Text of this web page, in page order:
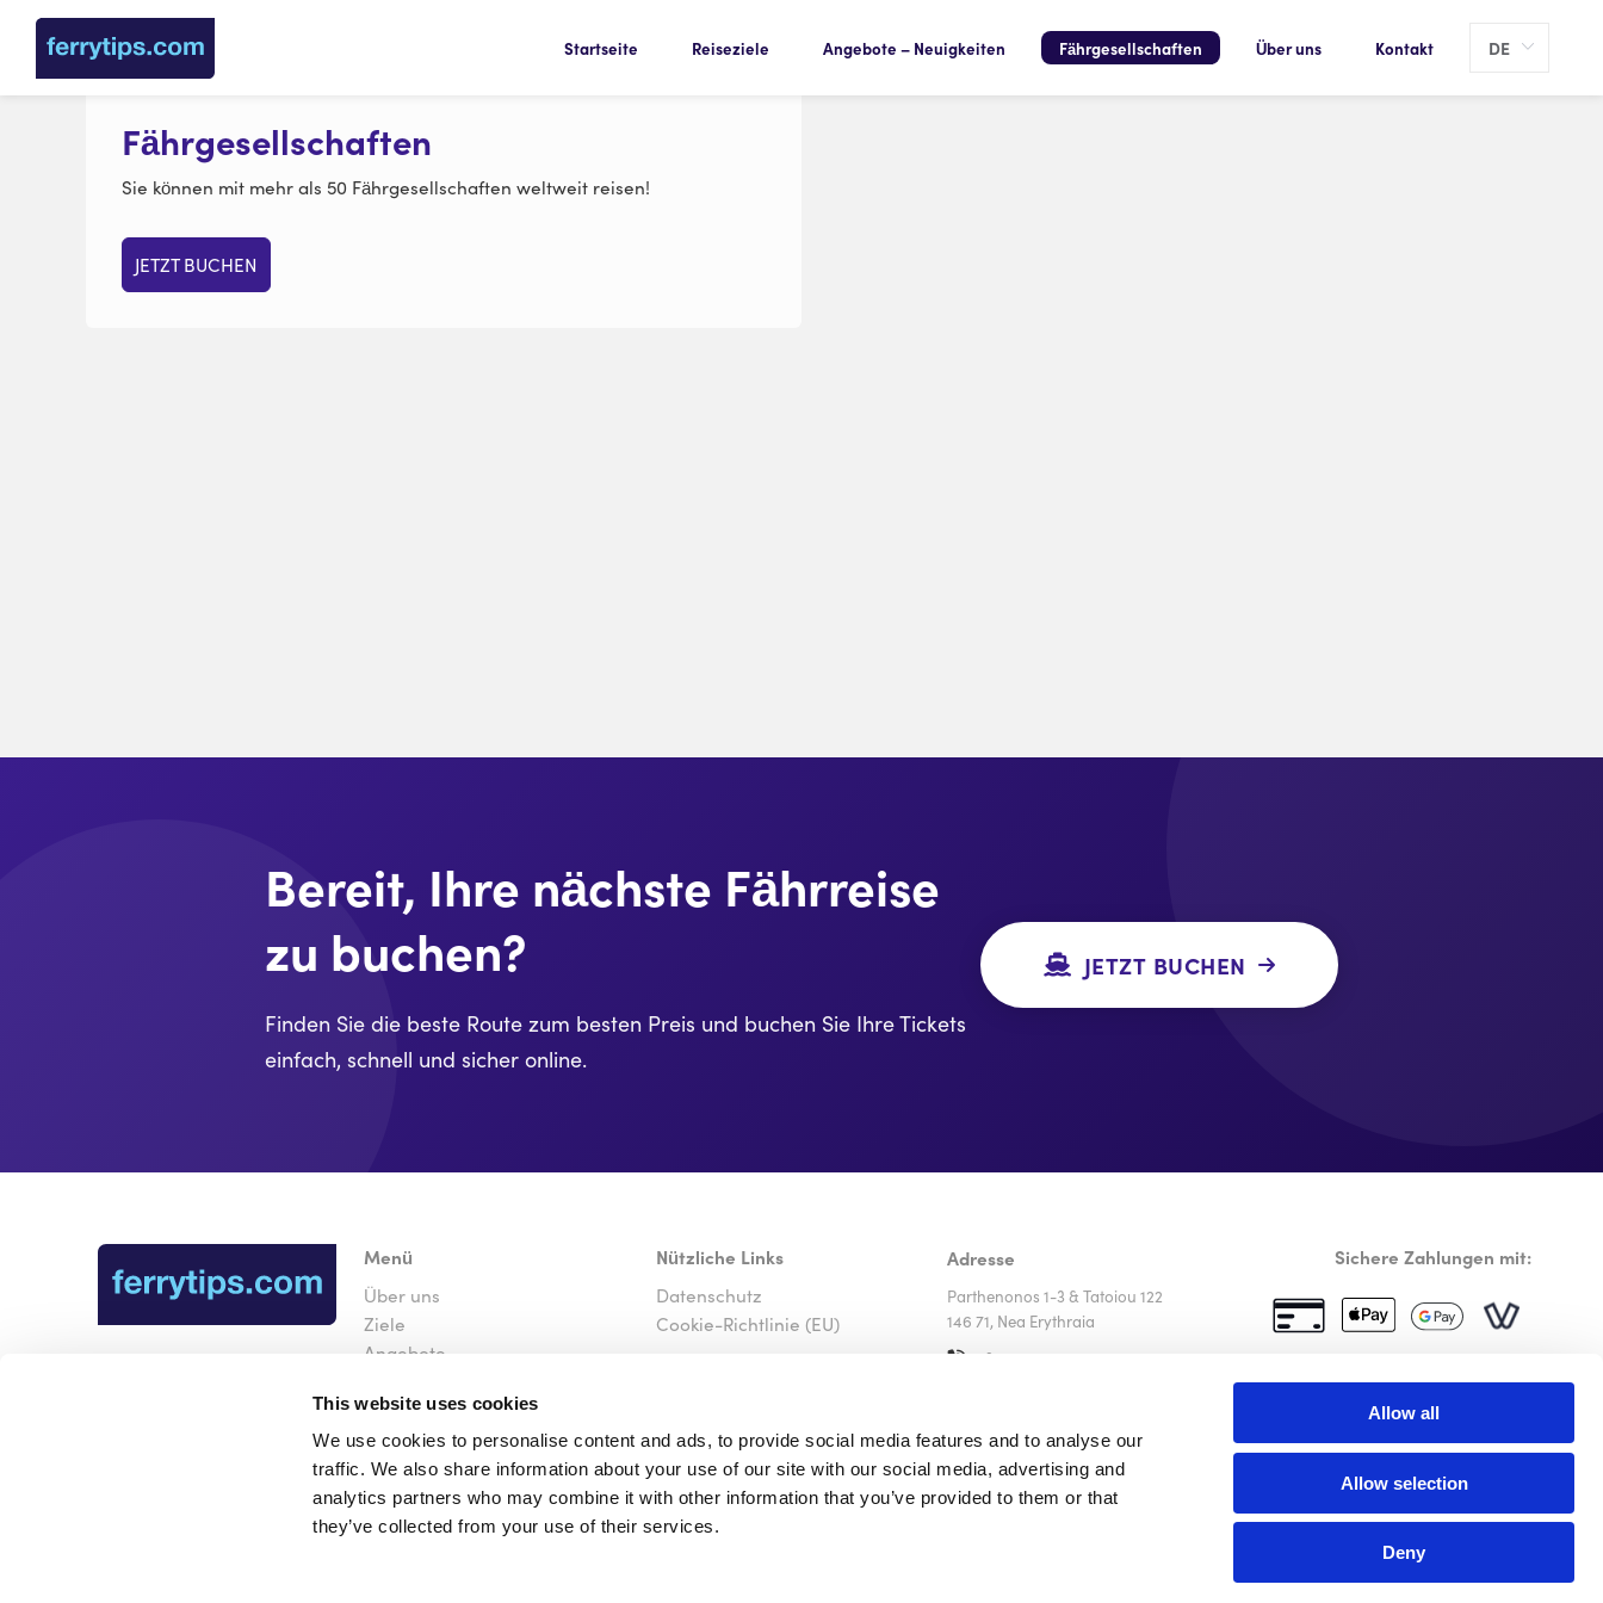
This website uses cookies
We use cookies to personalise content and ads, to provide social media features and to analyse our
traffic. We also share information about your use of our site with our social media, advertising and
analytics partners who may combine it with other information that you’ve provided to them or that
they’ve collected from your use of their services.
Allow all
Allow selection
Deny
Startseite Reiseziele Angebote – Neuigkeiten Fährgesellschaften Über uns Kontakt
Fährgesellschaften
Sie können mit mehr als 50 Fährgesellschaften weltweit reisen!
JETZT BUCHEN
Bereit, Ihre nächste Fährreise
zu buchen?
Finden Sie die beste Route zum besten Preis und buchen Sie Ihre Tickets
einfach, schnell und sicher online.
JETZT BUCHEN
Menü
Über uns
Ziele
Angebote
Kontakt
Nützliche Links
Datenschutz
Cookie-Richtlinie (EU)
Adresse
Parthenonos 1-3 & Tatoiou 122
146 71, Nea Erythraia
+30 216 0014114
Viber
sales@ferrytips.com
Facebook
Sichere Zahlungen mit: